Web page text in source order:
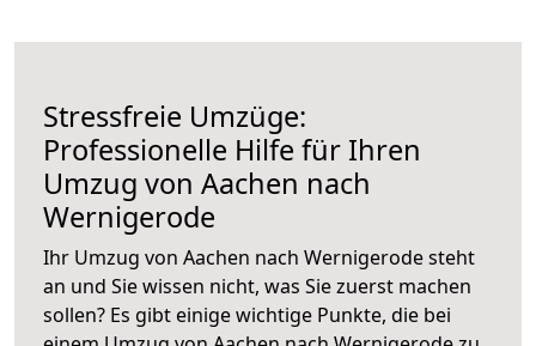
Stressfreie Umzüge:
Professionelle Hilfe für Ihren
Umzug von Aachen nach
Wernigerode
Ihr Umzug von Aachen nach Wernigerode steht
an und Sie wissen nicht, was Sie zuerst machen
sollen? Es gibt einige wichtige Punkte, die bei